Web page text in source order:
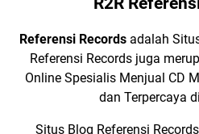
Referensi Recordsadalah
Referensi Records juga
Online Spesialis Menjual CD
dan Terpercaya
Situs Blog Referensi